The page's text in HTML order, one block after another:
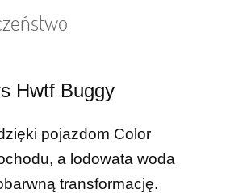
Hwtf Buggy
pojazdom Color
a lodowata woda
transformację.